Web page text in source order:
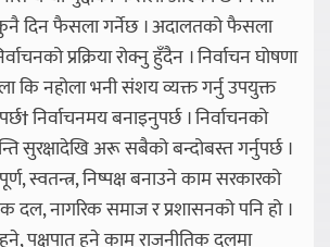
दिन फैसला गर्नेछ । अदालतको फैसला
प्रक्रिया रोक्नु हुँदैन । निर्वाचन घोषणा
कि नहोला भनी संशय व्यक्त गर्नु उपयुक्त
निर्वाचनमय बनाइनुपर्छ । निर्वाचनको
सुरक्षादेखि अरू सबैको बन्दोबस्त गर्नुपर्छ ।
स्वतन्त्र, निष्पक्ष बनाउने काम सरकारको
दल, नागरिक समाज र प्रशासनको पनि हो ।
पक्षपात हुने काम राजनीतिक दलमा